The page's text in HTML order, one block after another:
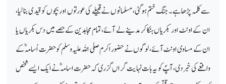
سے کلمہ پڑھاہے۔ جنگ ختم ہوگئی، مسلمانوں نے قبیلے کی عورتوں اور بچوں کو قیدی بنا لیا،
ان کے اونٹ اور بکریاں ہنکا کر مدینے لے آئے، تمام مجاہدین کے حصے میں دس بکریاں یا
ان کے مساوی اونٹ آئے، لوگوں نے حضور اکرم صلی اللہ علیہ وسلم کو حضرت اُسامہؓ کے
واقعے کی خبر دی، آپؐ کو یہ بات نہایت گراں گزری کہ حضرت اسامہؓ نے ایک ایسے شخص